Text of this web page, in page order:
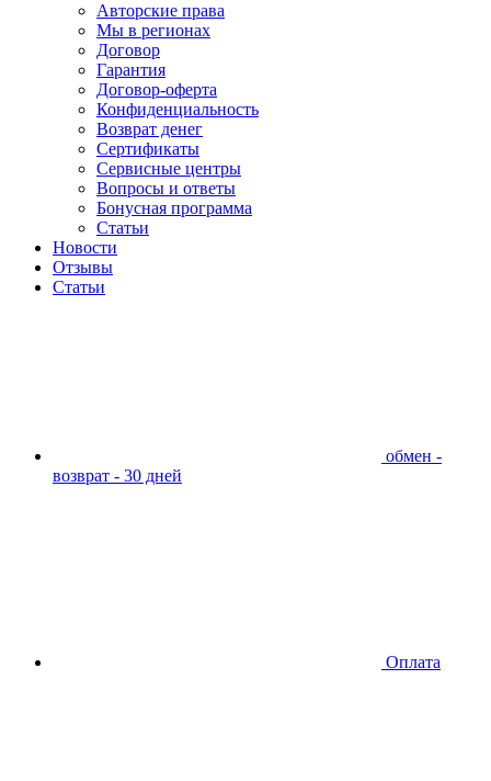
Авторские права
Мы в регионах
Договор
Гарантия
Договор-оферта
Конфиденциальность
Возврат денег
Сертификаты
Сервисные центры
Вопросы и ответы
Бонусная программа
Статьи
Новости
Отзывы
Статьи
обмен -
возврат - 30 дней
Оплата